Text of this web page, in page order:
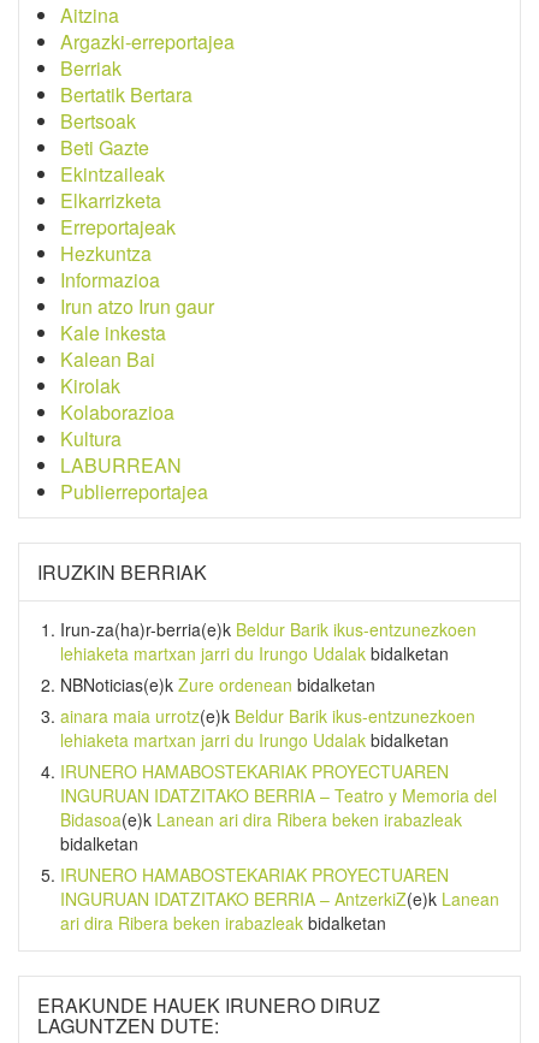
Aitzina
Argazki-erreportajea
Berriak
Bertatik Bertara
Bertsoak
Beti Gazte
Ekintzaileak
Elkarrizketa
Erreportajeak
Hezkuntza
Informazioa
Irun atzo Irun gaur
Kale inkesta
Kalean Bai
Kirolak
Kolaborazioa
Kultura
LABURREAN
Publierreportajea
IRUZKIN BERRIAK
Irun-za(ha)r-berria(e)k Beldur Barik ikus-entzunezkoen
lehiaketa martxan jarri du Irungo Udalak bidalketan
NBNoticias(e)k Zure ordenean bidalketan
ainara maia urrotz(e)k Beldur Barik ikus-entzunezkoen
lehiaketa martxan jarri du Irungo Udalak bidalketan
IRUNERO HAMABOSTEKARIAK PROYECTUAREN
INGURUAN IDATZITAKO BERRIA – Teatro y Memoria del
Bidasoa(e)k Lanean ari dira Ribera beken irabazleak
bidalketan
IRUNERO HAMABOSTEKARIAK PROYECTUAREN
INGURUAN IDATZITAKO BERRIA – AntzerkiZ(e)k Lanean
ari dira Ribera beken irabazleak bidalketan
ERAKUNDE HAUEK IRUNERO DIRUZ
LAGUNTZEN DUTE: